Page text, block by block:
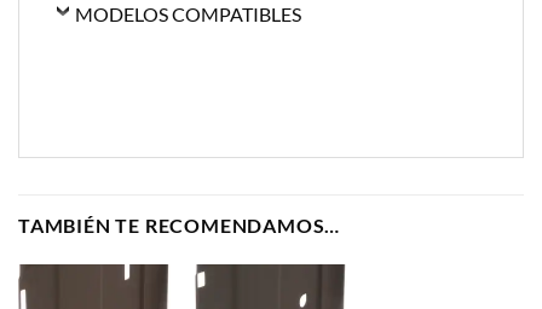
MODELOS COMPATIBLES
TAMBIÉN TE RECOMENDAMOS…